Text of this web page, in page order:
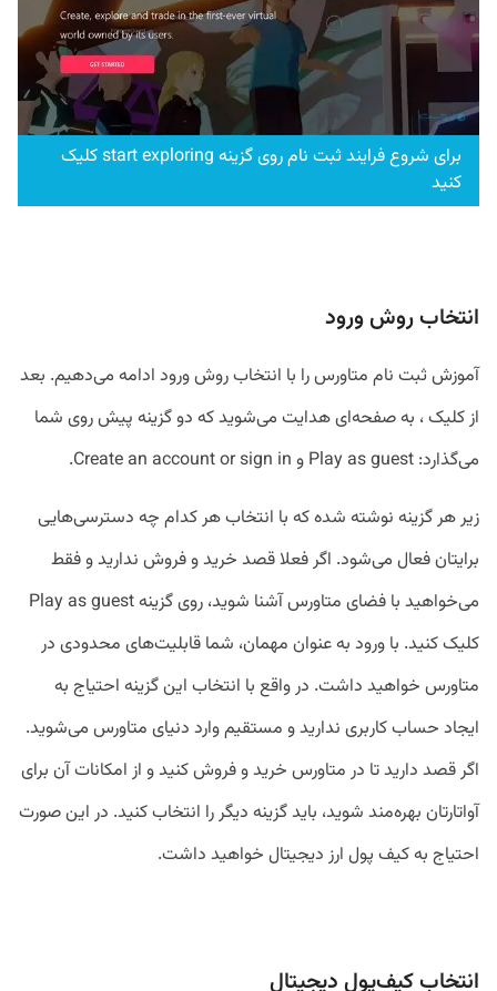
برای شروع فرایند ثبت نام روی گزینه start exploring کلیک
کنید
انتخاب روش ورود
آموزش ثبت نام متاورس را با انتخاب روش ورود ادامه می‌دهیم. بعد
از کلیک ، به صفحه‌ای هدایت می‌شوید که دو گزینه پیش روی شما
می‌گذارد: Play as guest و Create an account or sign in.
زیر هر گزینه نوشته شده که با انتخاب هر کدام چه دسترسی‌هایی
برایتان فعال می‌شود. اگر فعلا قصد خرید و فروش ندارید و فقط
می‌خواهید با فضای متاورس آشنا شوید، روی گزینه Play as guest
کلیک کنید. با ورود به عنوان مهمان، شما قابلیت‌های محدودی در
متاورس خواهید داشت. در واقع با انتخاب این گزینه احتیاج به
ایجاد حساب کاربری ندارید و مستقیم وارد دنیای متاورس می‌شوید.
اگر قصد دارید تا در متاورس خرید و فروش کنید و از امکانات آن برای
آواتارتان بهره‌مند شوید، باید گزینه دیگر را انتخاب کنید. در این صورت
احتیاج به کیف پول ارز دیجیتال خواهید داشت.
انتخاب کیف‌پول دیجیتال